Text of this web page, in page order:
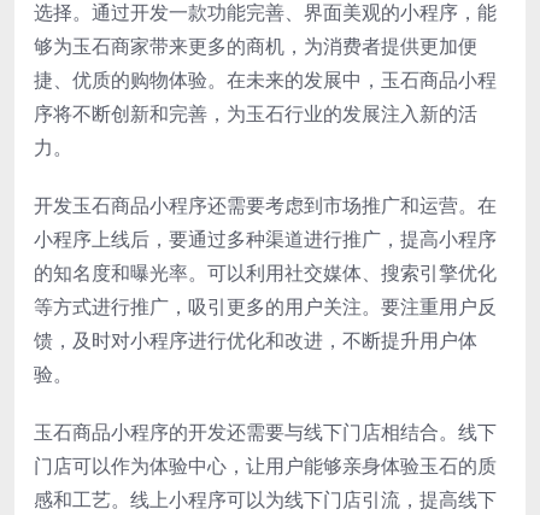
选择。通过开发一款功能完善、界面美观的小程序，能
够为玉石商家带来更多的商机，为消费者提供更加便
捷、优质的购物体验。在未来的发展中，玉石商品小程
序将不断创新和完善，为玉石行业的发展注入新的活
力。
开发玉石商品小程序还需要考虑到市场推广和运营。在
小程序上线后，要通过多种渠道进行推广，提高小程序
的知名度和曝光率。可以利用社交媒体、搜索引擎优化
等方式进行推广，吸引更多的用户关注。要注重用户反
馈，及时对小程序进行优化和改进，不断提升用户体
验。
玉石商品小程序的开发还需要与线下门店相结合。线下
门店可以作为体验中心，让用户能够亲身体验玉石的质
感和工艺。线上小程序可以为线下门店引流，提高线下